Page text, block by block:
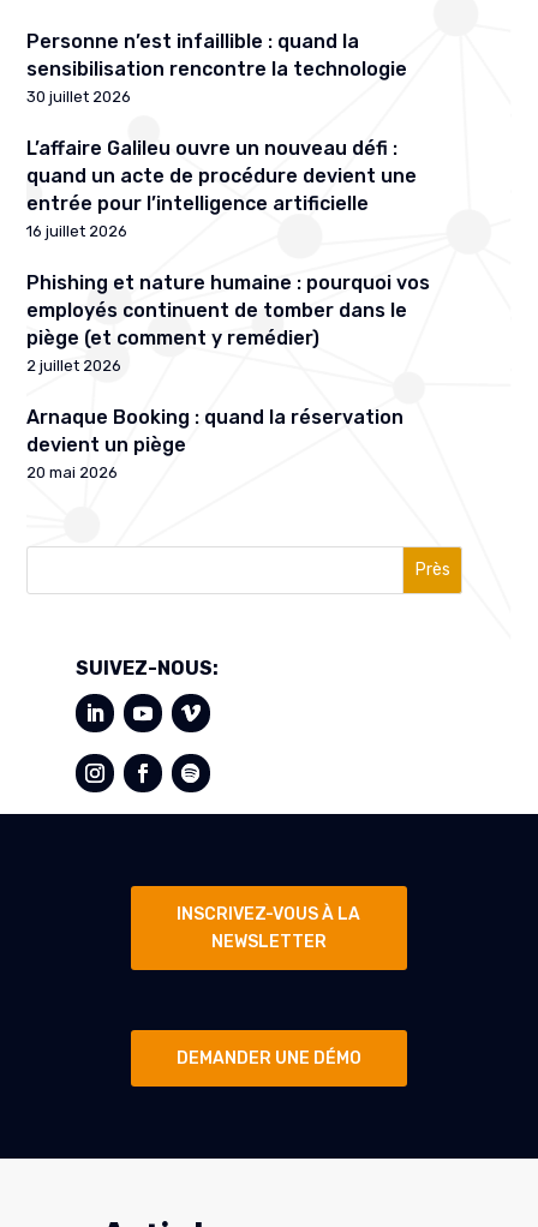
Personne n’est infaillible : quand la
sensibilisation rencontre la technologie
30 juillet 2026
L’affaire Galileu ouvre un nouveau défi :
quand un acte de procédure devient une
entrée pour l’intelligence artificielle
16 juillet 2026
Phishing et nature humaine : pourquoi vos
employés continuent de tomber dans le
piège (et comment y remédier)
2 juillet 2026
Arnaque Booking : quand la réservation
devient un piège
20 mai 2026
Près
SUIVEZ-NOUS:
INSCRIVEZ-VOUS À LA
NEWSLETTER
DEMANDER UNE DÉMO